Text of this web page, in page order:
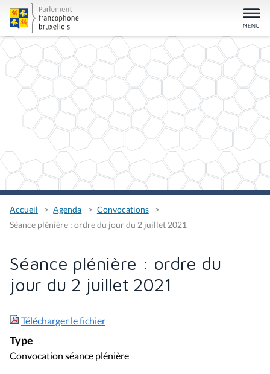
Accueil Agenda
Convocations
Séance plénière : ordre du jour du 2 juillet 2021
Séance plénière : ordre du
jour du 2 juillet 2021
Télécharger le fichier
Type
Convocation séance plénière